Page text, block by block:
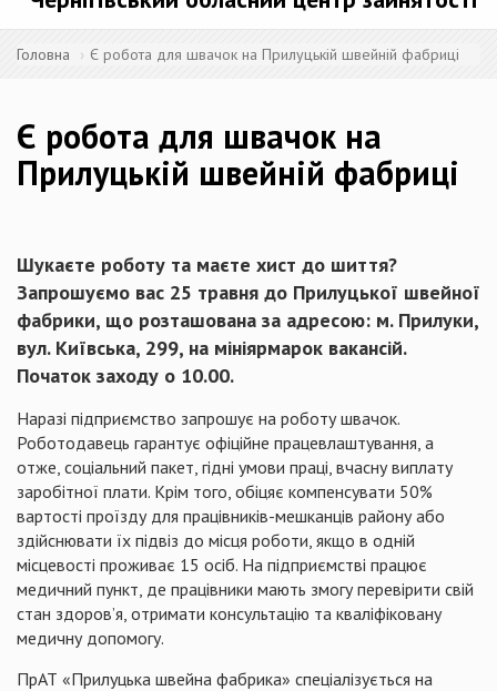
Головна Є робота для швачок на Прилуцькій швейній фабриці
Є робота для швачок на
Прилуцькій швейній фабриці
Шукаєте роботу та маєте хист до шиття?
Запрошуємо вас 25 травня до Прилуцької швейної
фабрики, що розташована за адресою: м. Прилуки,
вул. Київська, 299, на мініярмарок вакансій.
Початок заходу о 10.00.
Наразі підприємство запрошує на роботу швачок.
Роботодавець гарантує офіційне працевлаштування, а
отже, соціальний пакет, гідні умови праці, вчасну виплату
заробітної плати. Крім того, обіцяє компенсувати 50%
вартості проїзду для працівників-мешканців району або
здійснювати їх підвіз до місця роботи, якщо в одній
місцевості проживає 15 осіб. На підприємстві працює
медичний пункт, де працівники мають змогу перевірити свій
стан здоров’я, отримати консультацію та кваліфіковану
медичну допомогу.
ПрАТ «Прилуцька швейна фабрика» спеціалізується на